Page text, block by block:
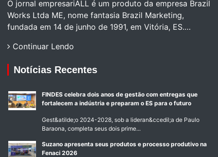
O jornal empresariALL é um produto da empresa Brazil
Works Ltda ME, nome fantasia Brazil Marketing,
fundada em 14 de junho de 1991, em Vitória, ES.…
Continuar Lendo
Notícias Recentes
FINDES celebra dois anos de gestão com entregas que
fortalecem a indústria e preparam o ES para o futuro
Gest&atilde;o 2024-2028, sob a lideran&ccedil;a de Paulo
Baraona, completa seus dois prime...
Suzano apresenta seus produtos e processo produtivo na
Fenaci 2026